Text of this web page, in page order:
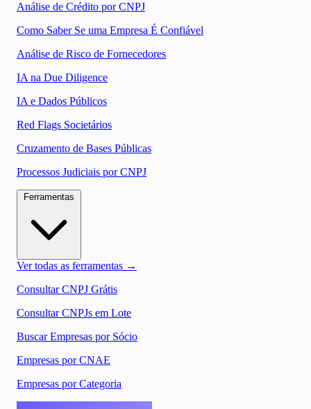
Análise de Crédito por CNPJ
Como Saber Se uma Empresa É Confiável
Análise de Risco de Fornecedores
IA na Due Diligence
IA e Dados Públicos
Red Flags Societários
Cruzamento de Bases Públicas
Processos Judiciais por CNPJ
Ver todas as ferramentas →
Consultar CNPJ Grátis
Consultar CNPJs em Lote
Buscar Empresas por Sócio
Empresas por CNAE
Empresas por Categoria